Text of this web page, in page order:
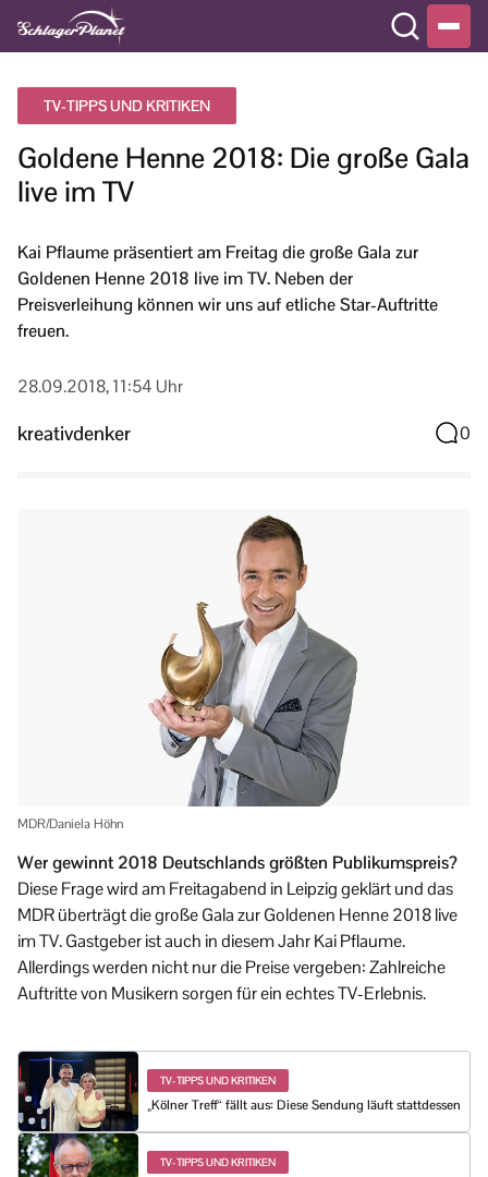
TV-TIPPS UND KRITIKEN
Goldene Henne 2018: Die große Gala
live im TV
Kai Pflaume präsentiert am Freitag die große Gala zur
Goldenen Henne 2018 live im TV. Neben der
Preisverleihung können wir uns auf etliche Star-Auftritte
freuen.
28.09.2018, 11:54 Uhr
kreativdenker 0
MDR/Daniela Höhn
Wer gewinnt 2018 Deutschlands größten Publikumspreis?
Diese Frage wird am Freitagabend in Leipzig geklärt und das
MDR überträgt die große Gala zur Goldenen Henne 2018 live
im TV. Gastgeber ist auch in diesem Jahr Kai Pflaume.
Allerdings werden nicht nur die Preise vergeben: Zahlreiche
Auftritte von Musikern sorgen für ein echtes TV-Erlebnis.
TV-TIPPS UND KRITIKEN
„Kölner Treff“ fällt aus: Diese Sendung läuft stattdessen
TV-TIPPS UND KRITIKEN